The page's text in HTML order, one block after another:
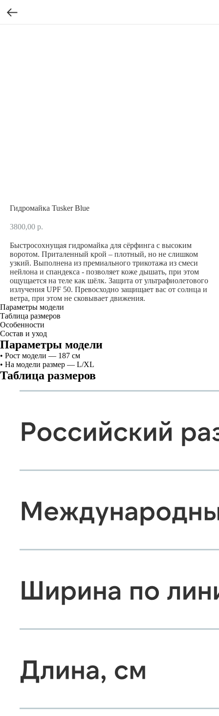
Гидромайка Tusker Blue
3800,00 р.
Быстросохнущая гидромайка для сёрфинга с высоким
воротом. Приталенный крой – плотный, но не слишком
узкий. Выполнена из премиального трикотажа из смеси
нейлона и спандекса - позволяет коже дышать, при этом
ощущается на теле как шёлк. Защита от ультрафиолетового
излучения UPF 50. Превосходно защищает вас от солнца и
ветра, при этом не сковывает движения.
Параметры модели
Таблица размеров
Особенности
Состав и уход
Параметры модели
• Рост модели — 187 см
• На модели размер — L/XL
Таблица размеров